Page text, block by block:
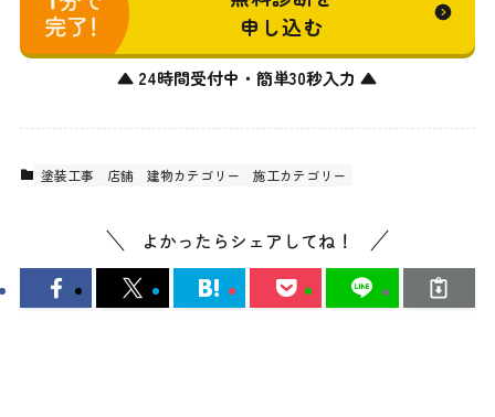
申し込む
▲ 24時間受付中・簡単30秒入力 ▲
塗装工事 店舗 建物カテゴリー 施工カテゴリー
よかったらシェアしてね！